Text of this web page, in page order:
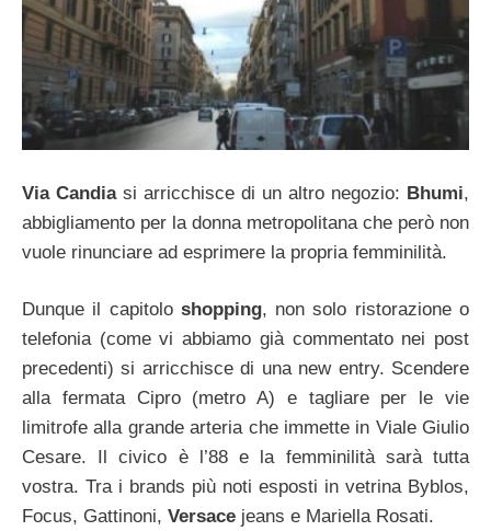
Via Candiasi arricchisce di un altro negozio: Bhumi,
abbigliamento per la donna metropolitana che però non
vuole rinunciare ad esprimere la propria femminilità.
Dunque il capitolo shopping, non solo ristorazione o
telefonia (come vi abbiamo già commentato nei post
precedenti) si arricchisce di una new entry. Scendere
alla fermata Cipro (metro A) e tagliare per le vie
limitrofe alla grande arteria che immette in Viale Giulio
Cesare. Il civico è l’88 e la femminilità sarà tutta
vostra. Tra i brands più noti esposti in vetrina Byblos,
Focus, Gattinoni, Versace jeans e Mariella Rosati.